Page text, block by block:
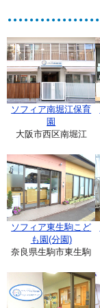
ソフィア南堀江保育
園
大阪市西区南堀江
ソフィア東生駒こど
も園(分園)
奈良県生駒市東生駒